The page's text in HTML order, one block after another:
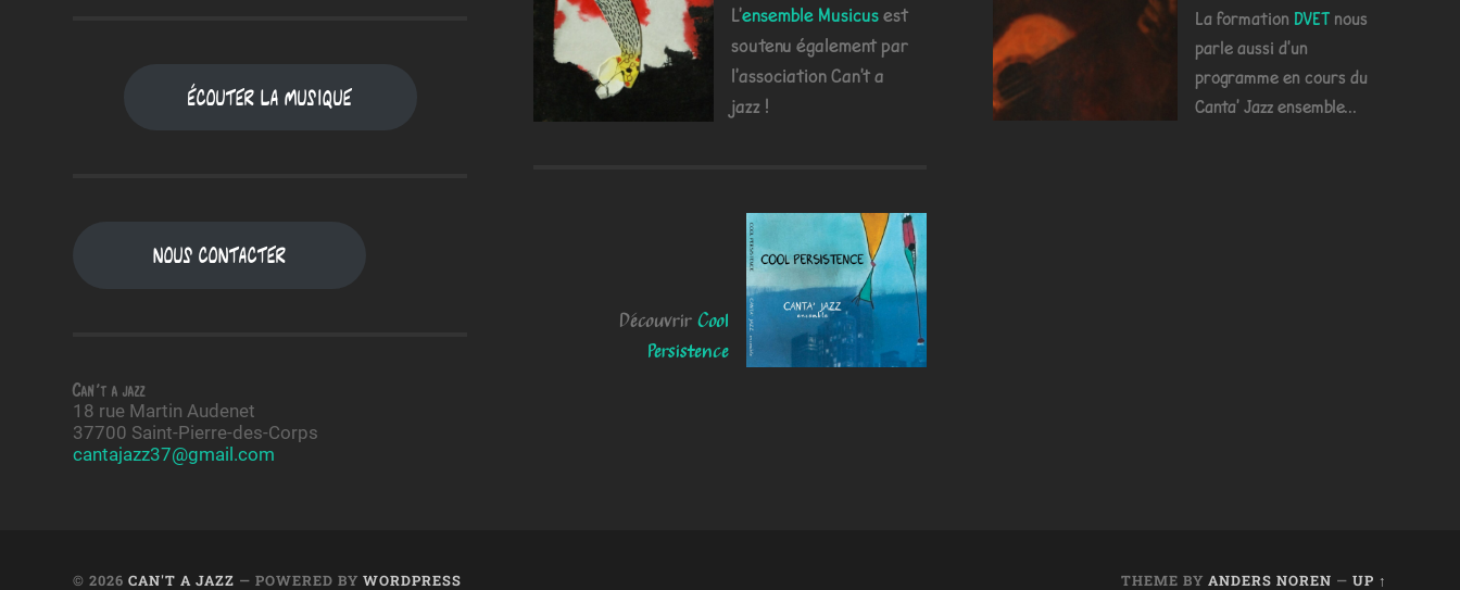
Écouter la musique
Nous contacter
Can't a jazz
18 rue Martin Audenet
37700 Saint-Pierre-des-Corps
cantajazz37@gmail.com
L'ensemble Musicusest
soutenu également par
l'association Can't a
jazz !
Découvrir Cool
Persistence
La formation DVETnous
parle aussi d'un
programme en cours du
Canta' Jazz ensemble...
© 2026CAN'T A JAZZ — POWERED BYWORDPRESS THEME BY ANDERS NOREN — UP ↑